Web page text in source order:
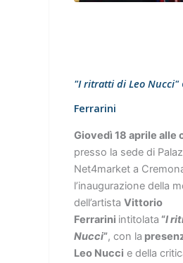
"I ritratti di Leo Nucci"
Ferrarini
Giovedì 18 aprile alle
presso la sede di
Net4market a
l’inaugurazione della
dell’artista Vittorio
Ferrarini intitolata “I
Nucci”, con la
Leo Nucci e della